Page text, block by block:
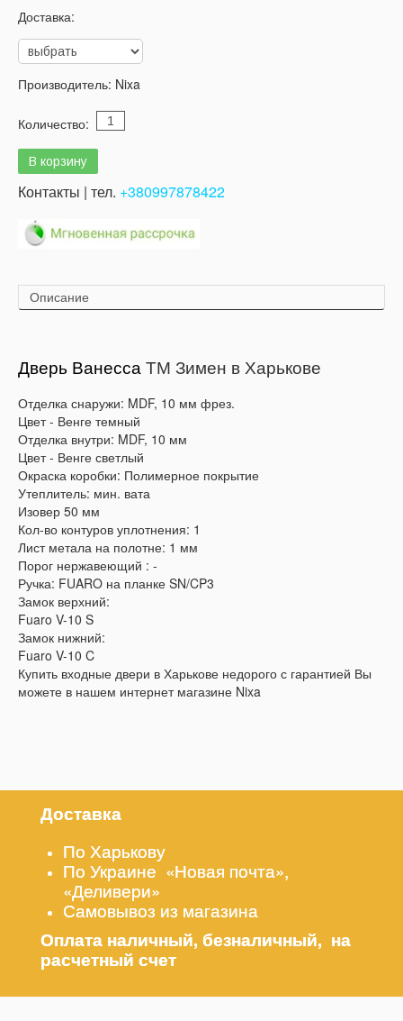
Доставка:
Производитель: Nixa
Количество:
Контакты | тел. +380997878422
Описание
Дверь Ванесса ТМ Зимен в Харькове
Отделка снаружи: MDF, 10 мм фрез.
Цвет - Венге темный
Отделка внутри: MDF, 10 мм
Цвет - Венге светлый
Окраска коробки: Полимерное покрытие
Утеплитель: мин. вата
Изовер 50 мм
Кол-во контуров уплотнения: 1
Лист метала на полотне: 1 мм
Порог нержавеющий : -
Ручка: FUARO на планке SN/CP3
Замок верхний:
Fuaro V-10 S
Замок нижний:
Fuaro V-10 C
Купить входные двери в Харькове недорого с гарантией Вы
можете в нашем интернет магазине Nixa
Доставка
По Харькову
По Украине «Новая почта»,
«Деливери»
Самовывоз из магазина
Оплата наличный, безналичный, на
расчетный счет